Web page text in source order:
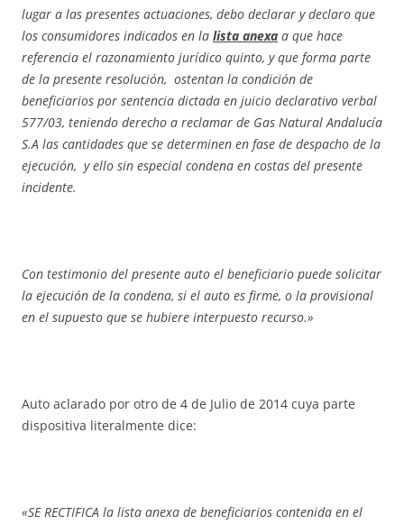
lugar a las presentes actuaciones, debo declarar y declaro que
los consumidores indicados en la lista anexa a que hace
referencia el razonamiento jurídico quinto, y que forma parte
de la presente resolución, ostentan la condición de
beneficiarios por sentencia dictada en juicio declarativo verbal
577/03, teniendo derecho a reclamar de Gas Natural Andalucía
S.A las cantidades que se determinen en fase de despacho de la
ejecución, y ello sin especial condena en costas del presente
incidente.
Con testimonio del presente auto el beneficiario puede solicitar
la ejecución de la condena, si el auto es firme, o la provisional
en el supuesto que se hubiere interpuesto recurso.»
Auto aclarado por otro de 4 de Julio de 2014 cuya parte
dispositiva literalmente dice:
«SE RECTIFICA la lista anexa de beneficiarios contenida en el